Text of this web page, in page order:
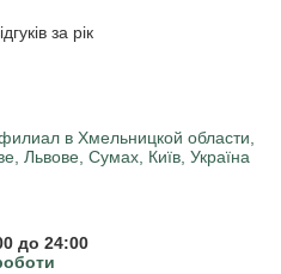
за рік
в Хмельницкой области,
Львове, Сумах, Київ, Україна
до 24:00